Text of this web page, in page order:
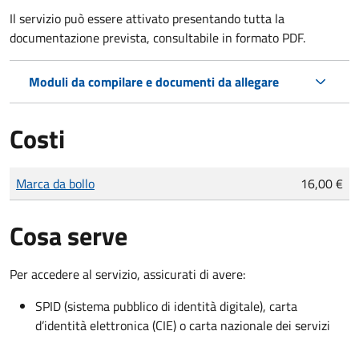
Il servizio può essere attivato presentando tutta la
documentazione prevista, consultabile in formato PDF.
Moduli da compilare e documenti da allegare
Costi
Tipo di pagamento
Importo
Marca da bollo 16,00 €
Cosa serve
Per accedere al servizio, assicurati di avere:
SPID (sistema pubblico di identità digitale), carta
d’identità elettronica (CIE) o carta nazionale dei servizi